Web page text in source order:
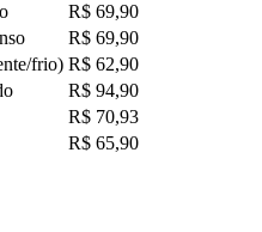
R$ 69,90
R$ 69,90
frio) R$ 62,90
R$ 94,90
R$ 70,93
R$ 65,90